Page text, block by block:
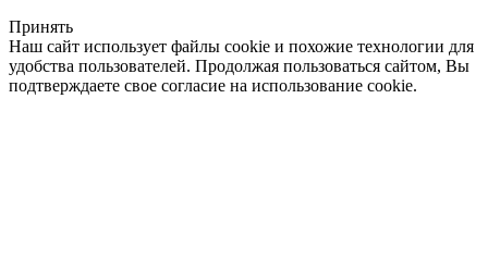
Принять
Наш сайт использует файлы cookie и похожие технологии для
удобства пользователей. Продолжая пользоваться сайтом, Вы
подтверждаете свое согласие на использование cookie.